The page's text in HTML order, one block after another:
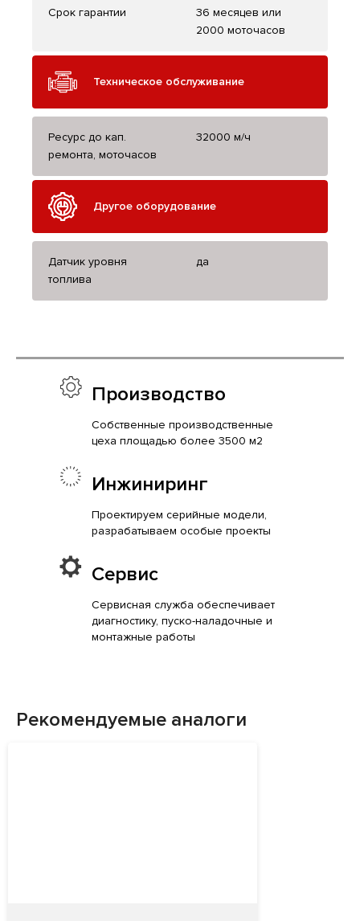
Срок гарантии
36 месяцев или
2000 моточасов
Техническое обслуживание
Ресурс до кап.
ремонта, моточасов
32000 м/ч
Другое оборудование
Датчик уровня
топлива
да
Производство
Собственные производственные
цеха площадью более 3500 м2
Инжиниринг
Проектируем серийные модели,
разрабатываем особые проекты
Сервис
Сервисная служба обеспечивает
диагностику, пуско-наладочные и
монтажные работы
Рекомендуемые аналоги